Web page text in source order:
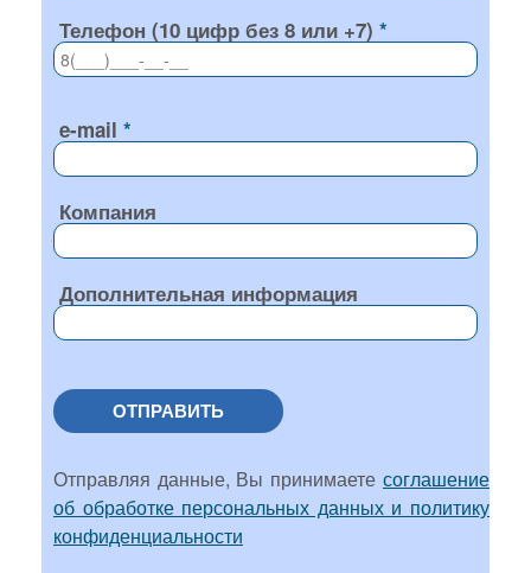
Телефон (10 цифр без 8 или +7)
e-mail
Компания
Дополнительная информация
ОТПРАВИТЬ
Отправляя данные, Вы принимаете соглашение
об обработке персональных данных и политику
конфиденциальности